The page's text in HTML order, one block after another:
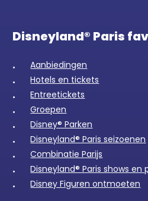
Disneyland® Paris
Aanbiedingen
Hotels en tickets
Entreetickets
Groepen
Disney® Parken
Disneyland® Paris seizoenen
Combinatie Parijs
Disneyland® Paris shows en
Disney Figuren ontmoeten